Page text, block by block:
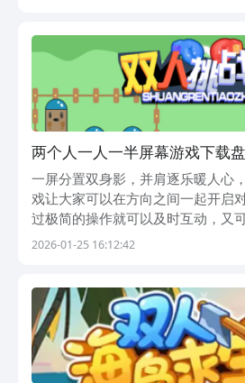
多...
两个人一人一半屏幕游戏下载
一半屏幕的双人游戏汇总
一屏分置双身影，并肩逐乐暖人心
戏让大家可以在方向之间一起开启
过极简的操作就可以及时互动，又
还可以通过近距离的配合以及对抗
游...
2026-01-25 16:12:42